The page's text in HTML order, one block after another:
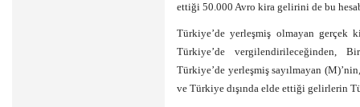
ettiği 50.000 Avro kira gelirini de bu
Türkiye’de yerleşmiş olmayan gerçek
Türkiye’de vergilendirileceğinden,
Türkiye’de yerleşmiş sayılmayan
ve Türkiye dışında elde ettiği gelirlerin